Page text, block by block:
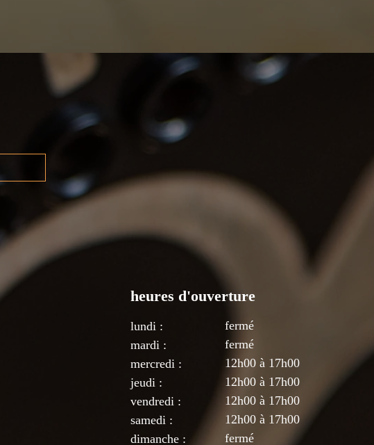
heures d'ouverture
lundi :
mardi :
mercredi :
jeudi :
vendredi :
samedi :
dimanche :
fermé
fermé
12h00 à 17h00
12h00 à 17h00
12h00 à 17h00
12h00 à 17h00
fermé